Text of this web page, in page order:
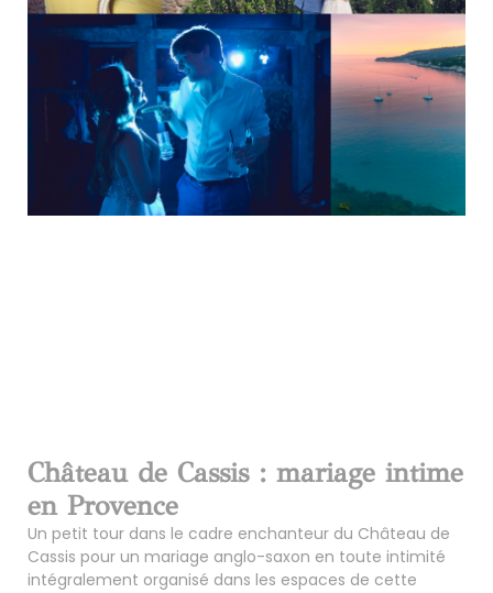
Château de Cassis : mariage intime
en Provence
Un petit tour dans le cadre enchanteur du Château de
Cassis pour un mariage anglo-saxon en toute intimité
intégralement organisé dans les espaces de cette